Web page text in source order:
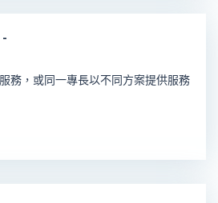
-
務，或同一專長以不同方案提供服務